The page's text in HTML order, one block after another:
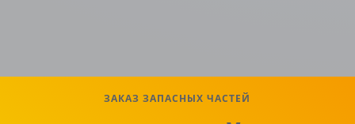
ЗАКАЗ ЗАПАСНЫХ ЧАСТЕЙ